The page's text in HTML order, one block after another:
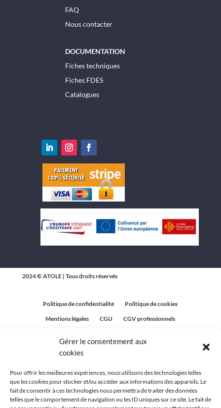
Gérer le consentement aux
cookies
Pour offrir les meilleures expériences, nous utilisons des technologies telles
que les cookies pour stocker et/ou accéder aux informations des appareils. Le
fait de consentir à ces technologies nous permettra de traiter des données
telles que le comportement de navigation ou les ID uniques sur ce site. Le fait de
FAQ
Nous contacter
DOCUMENTATION
Fiches techniques
Fiches FDES
Catalogues
2024 © ATOLE | Tous droits réservés
Politique de confidentialité
Politique de cookies
Mentions légales
CGU
CGV professionnels